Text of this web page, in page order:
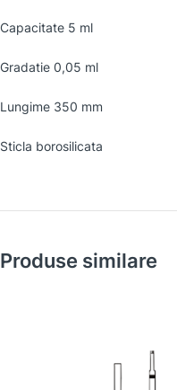
Capacitate 5 ml
Gradatie 0,05 ml
Lungime 350 mm
Sticla borosilicata
Produse similare